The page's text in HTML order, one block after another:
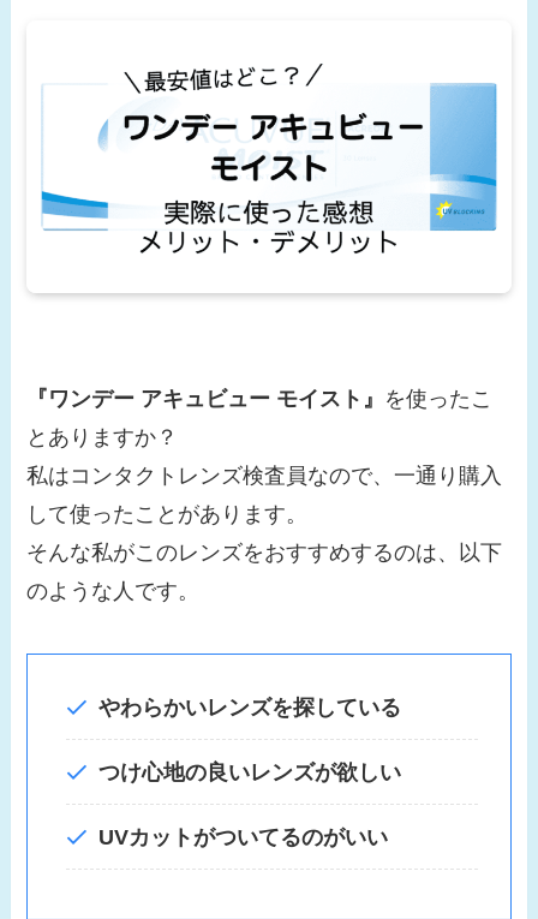
『ワンデー アキュビュー モイスト』 を使ったこ
とありますか？
私はコンタクトレンズ検査員なので、一通り購入
して使ったことがあります。
そんな私がこのレンズをおすすめするのは、以下
のような人です。
やわらかいレンズを探している
つけ心地の良いレンズが欲しい
UVカットがついてるのがいい